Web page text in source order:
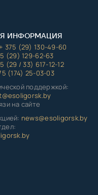
ИНФОРМАЦИЯ
375 (29) 130-49-60
(29) 129-62-63
(29 / 33) 617-12-12
(174) 25-03-03
поддержкой:
на сайте
news@esoligorsk.by